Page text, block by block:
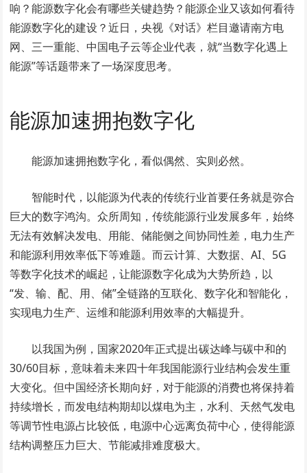
响？能源数字化会有哪些关键趋势？能源企业又该如何看待
能源数字化的建设？近日，央视《对话》栏目邀请南方电
网、三一重能、中国电子云等企业代表，就“当数字化遇上
能源”等话题带来了一场深度思考。
能源加速拥抱数字化
能源加速拥抱数字化，看似偶然、实则必然。
智能时代，以能源为代表的传统行业首要任务就是弥合
巨大的数字鸿沟。众所周知，传统能源行业发展多年，始终
无法有效解决发电、用能、储能侧之间协同性差，电力生产
和能源利用效率低下等难题。而云计算、大数据、AI、5G
等数字化技术的崛起，让能源数字化成为大势所趋，以
“发、输、配、用、储”全链路的互联化、数字化和智能化，
实现电力生产、运维和能源利用效率的大幅提升。
以我国为例，国家2020年正式提出碳达峰与碳中和的
30/60目标，意味着未来四十年我国能源行业结构会发生重
大变化。但中国经济长期向好，对于能源的消费也将保持着
持续增长，而发电结构期却以煤电为主，水利、天然气发电
等调节性电源占比较低，电源中心远离负荷中心，使得能源
结构调整压力巨大、节能减排难度极大。